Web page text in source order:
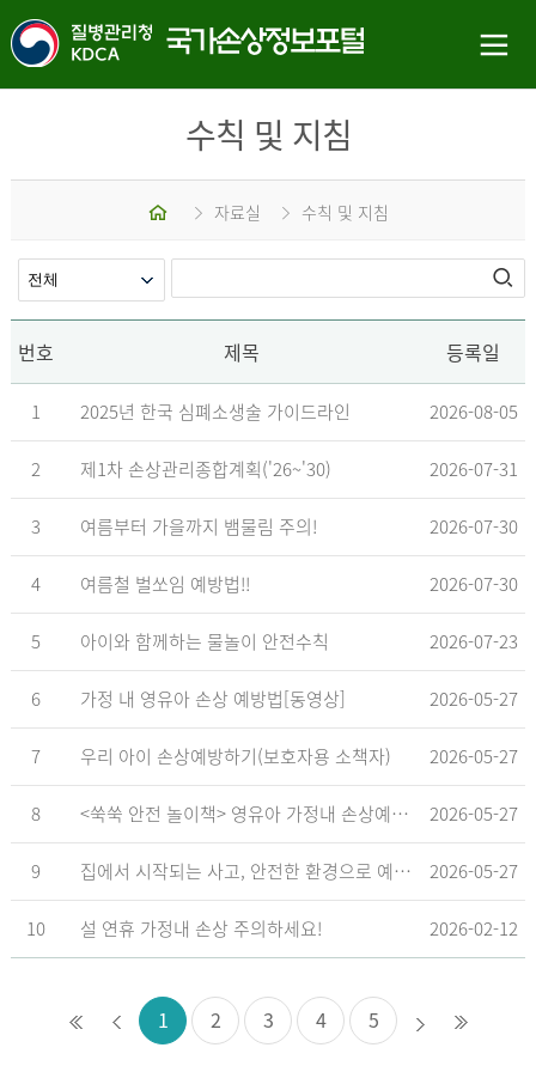
수칙 및 지침
자료실 수칙 및 지침
번호 제목 등록일
1 2025년 한국 심폐소생술 가이드라인 2026-08-05
2 제1차 손상관리종합계획('26~'30) 2026-07-31
3 여름부터 가을까지 뱀물림 주의! 2026-07-30
4 여름철 벌쏘임 예방법!! 2026-07-30
5 아이와 함께하는 물놀이 안전수칙 2026-07-23
6 가정 내 영유아 손상 예방법[동영상] 2026-05-27
7 우리 아이 손상예방하기(보호자용 소책자) 2026-05-27
8 <쑥쑥 안전 놀이책> 영유아 가정내 손상예방_영유아 놀이형 교육 교재 2026-05-27
9 집에서 시작되는 사고, 안전한 환경으로 예방해요 2026-05-27
10 설 연휴 가정내 손상 주의하세요! 2026-02-12
1 2 3 4 5